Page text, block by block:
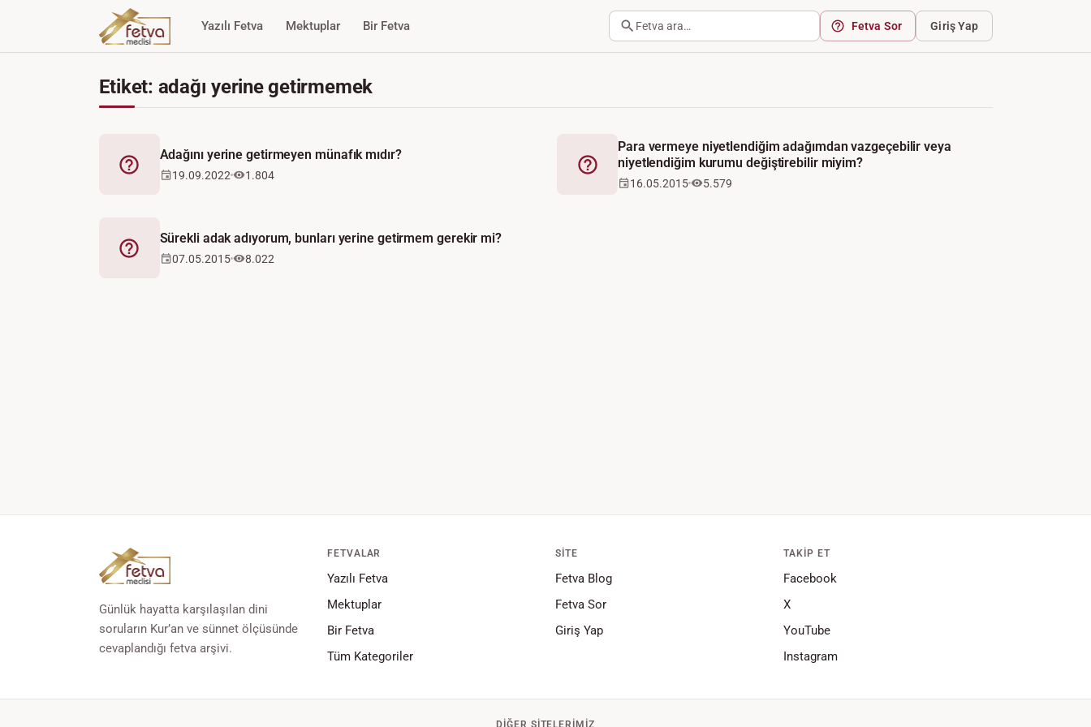
Yazılı Fetva Mektuplar Bir Fetva Fetva ara… Fetva Sor Giriş Yap
Etiket: adağı yerine getirmemek
Fetva
Adağını yerine getirmeyen münafık mıdır?
19.09.2022 1.804 Fetva
Para vermeye niyetlendiğim adağımdan vazgeçebilir veya
niyetlendiğim kurumu değiştirebilir miyim?
16.05.2015 5.579
Fetva
Sürekli adak adıyorum, bunları yerine getirmem gerekir mi?
07.05.2015 8.022
Günlük hayatta karşılaşılan dini
soruların Kur’an ve sünnet ölçüsünde
cevaplandığı fetva arşivi.
FETVALAR
Yazılı Fetva
Mektuplar
Bir Fetva
Tüm Kategoriler
SITE
Fetva Blog
Fetva Sor
Giriş Yap
TAKIP ET
Facebook
X
YouTube
Instagram
DIĞER SITELERIMIZ